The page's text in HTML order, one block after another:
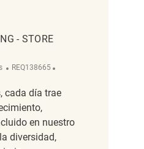
Associate REQ131047
Backroom Associate
- STORE
ReqId
REQ138665
cada día trae
en nuestro
diversidad,